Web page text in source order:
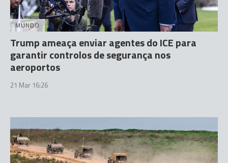
MUNDO
Trump ameaça enviar agentes do ICE para
garantir controlos de segurança nos
aeroportos
21 Mar 16:26